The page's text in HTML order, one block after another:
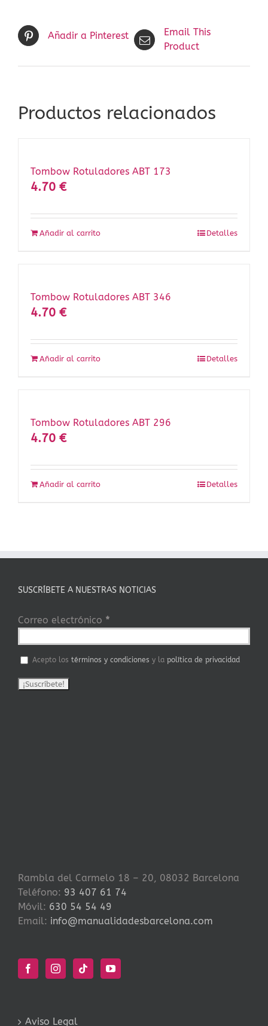
Añadir a Pinterest
Email This
Product
Productos relacionados
Tombow Rotuladores ABT 173
4.70 €
Añadir al carrito Detalles
Tombow Rotuladores ABT 346
4.70 €
Añadir al carrito Detalles
Tombow Rotuladores ABT 296
4.70 €
Añadir al carrito Detalles
SUSCRÍBETE A NUESTRAS NOTICIAS
Correo electrónico *
Acepto los términos y condiciones y la política de privacidad
Rambla del Carmelo 18 – 20, 08032 Barcelona
Teléfono: 93 407 61 74
Móvil: 630 54 54 49
Email: info@manualidadesbarcelona.com
Aviso Legal